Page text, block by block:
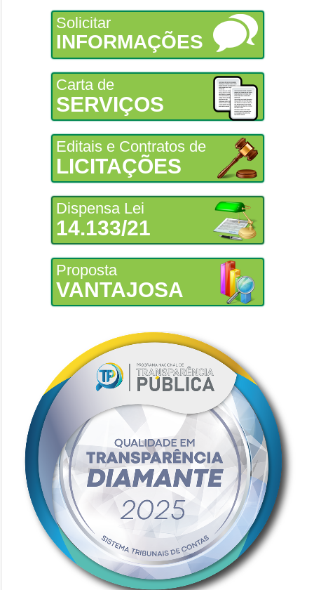
Solicitar
INFORMAÇÕES
Carta de
SERVIÇOS
Editais e Contratos de
LICITAÇÕES
Dispensa Lei
14.133/21
Proposta
VANTAJOSA